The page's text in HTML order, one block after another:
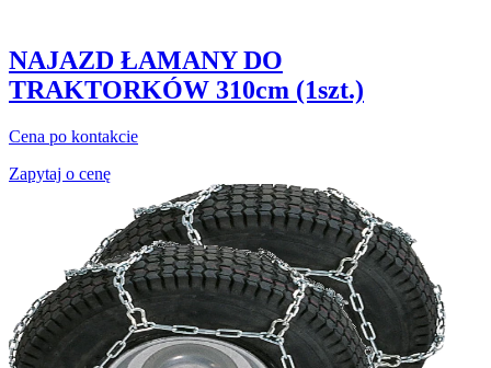
NAJAZD ŁAMANY DO
TRAKTORKÓW 310cm (1szt.)
Cena po kontakcie
Zapytaj o cenę